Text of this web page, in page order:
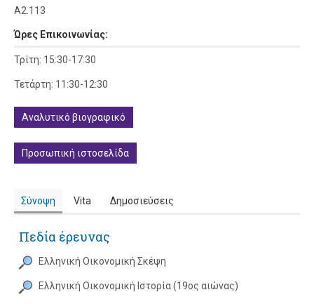
Α2.113
Ώρες Επικοινωνίας:
Τρίτη: 15:30-17:30
Τετάρτη: 11:30-12:30
Αναλυτικό βιογραφικό
Προσωπική ιστοσελίδα
Σύνοψη Vita Δημοσιεύσεις
Πεδία έρευνας
Ελληνική Οικονομική Σκέψη
Ελληνική Οικονομική Ιστορία (19ος αιώνας)